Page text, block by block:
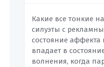
Какие все тонкие
силуэты с
состояние аффекта
впадает в
волнения, когда